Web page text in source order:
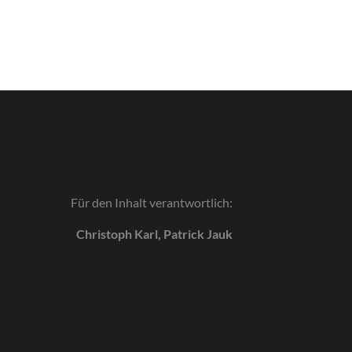
Für den Inhalt verantwortlich:
Christoph Karl, Patrick Jauk